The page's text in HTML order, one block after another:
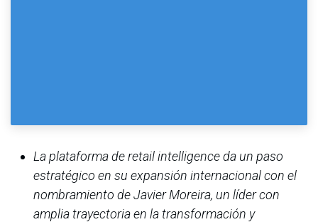
La plataforma de retail intelligence da un paso
estratégico en su expansión internacional con el
nombramiento de Javier Moreira, un líder con
amplia trayectoria en la transformación y